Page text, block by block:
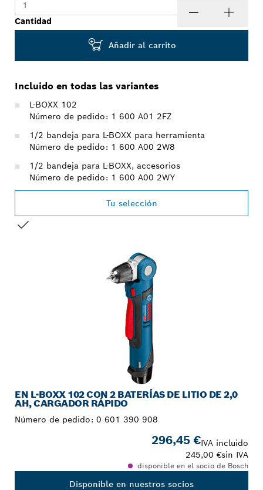
Cantidad
Añadir al carrito
Incluido en todas las variantes
L-BOXX 102
Número de pedido: 1 600 A01 2FZ
1/2 bandeja para L-BOXX para herramienta
Número de pedido: 1 600 A00 2W8
1/2 bandeja para L-BOXX, accesorios
Número de pedido: 1 600 A00 2WY
Tu selección
EN L-BOXX 102 CON 2 BATERÍAS DE LITIO DE 2,0
AH, CARGADOR RÁPIDO
Número de pedido: 0 601 390 908
296,45 €IVA incluido
245,00 €sin IVA
disponible en el socio de Bosch
Disponible en nuestros socios